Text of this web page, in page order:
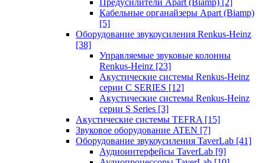
Предусилители Apart (Biamp) [2]
Кабельные органайзеры Apart (Biamp)
[5]
Оборудование звукоусиления Renkus-Heinz
[38]
Управляемые звуковые колонны
Renkus-Heinz [23]
Акустические системы Renkus-Heinz
серии C SERIES [12]
Акустические системы Renkus-Heinz
серии S Series [3]
Акустические системы TEFRA [15]
Звуковое оборудование ATEN [7]
Оборудование звукоусиления TaverLab [41]
Аудиоинтерфейсы TaverLab [9]